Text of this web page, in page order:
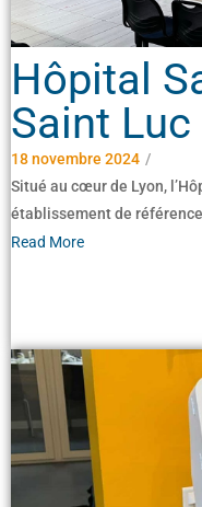
Hôpital
Saint Luc
18 novembre 2024 /
Situé au cœur de Lyon,
établissement de
Read More